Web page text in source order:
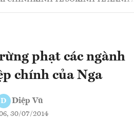
phạt các ngành
chính của Nga
D Diệp Vũ
30/07/2014